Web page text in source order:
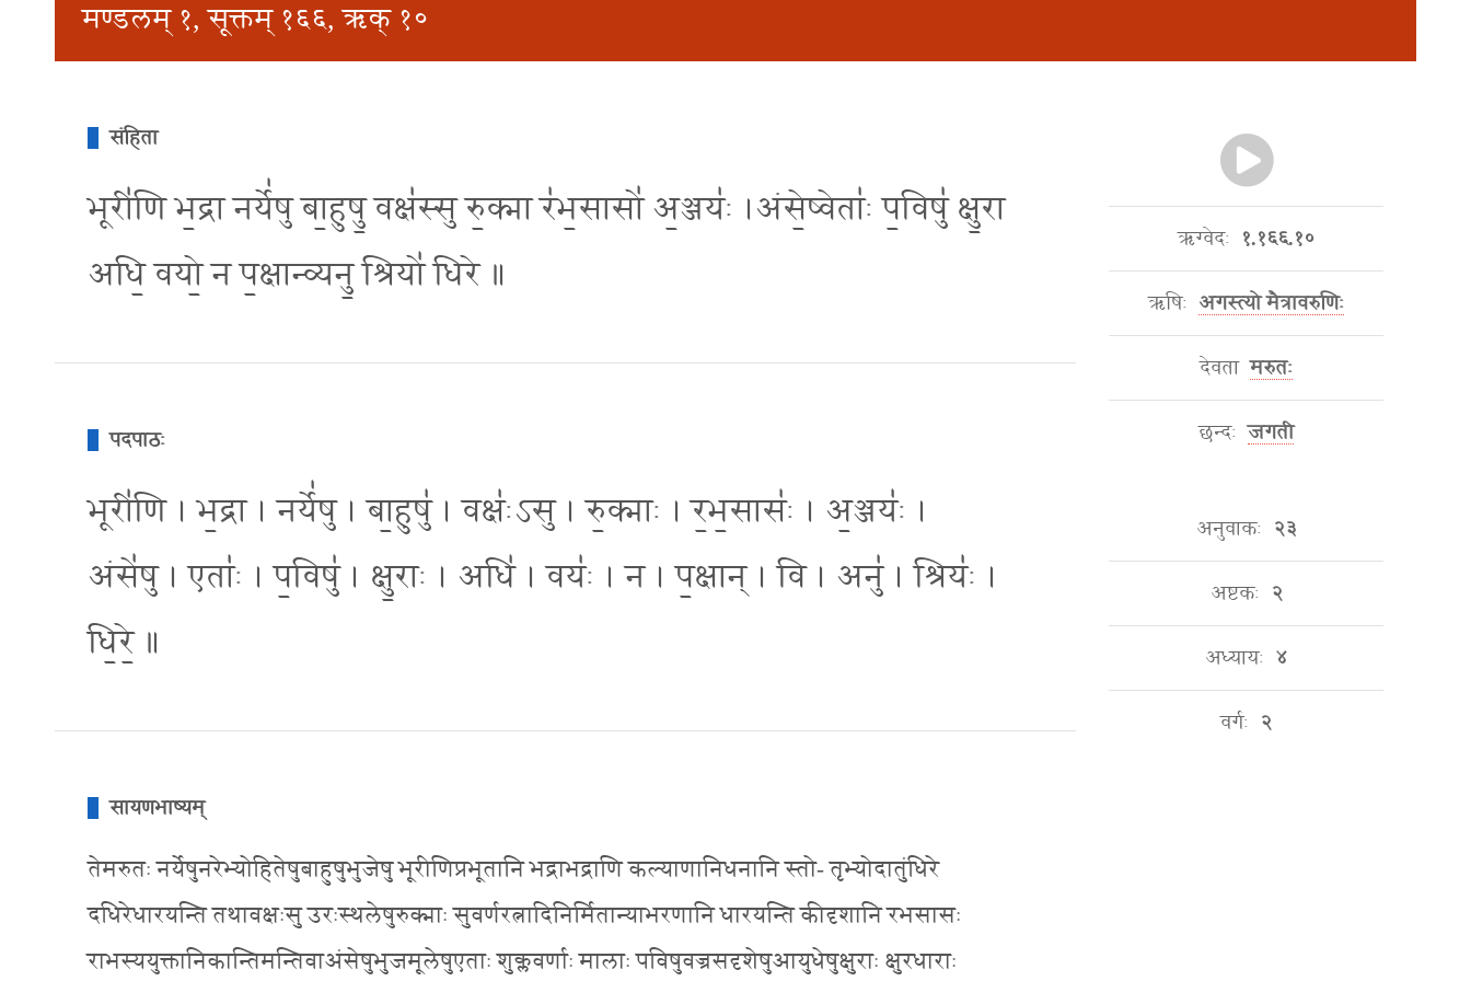
मण्डलम् १, सूक्तम् १६६, ऋक् १०
संहिता
भूरी॑णि भ॒द्रा नर्ये॑षु बा॒हुषु॒ वक्ष॑स्सु रु॒क्मा र॑भ॒सासो॑ अ॒ञ्जयः॑ ।अंसे॒ष्वेता॑ः प॒विषु॑ क्षु॒रा
अधि॒ वयो॒ न प॒क्षान्व्यनु॒ श्रियो॑ धिरे ॥
पदपाठः
भूरी॑णि । भ॒द्रा । नर्ये॑षु । बा॒हुषु॑ । वक्षः॑ऽसु । रु॒क्माः । र॒भ॒सासः॑ । अ॒ञ्जयः॑ ।
अंसे॑षु । एताः॑ । प॒विषु॑ । क्षु॒राः । अधि॑ । वयः॑ । न । प॒क्षान् । वि । अनु॑ । श्रियः॑ ।
धि॒रे॒ ॥
सायणभाष्यम्
तेमरुतः नर्येषुनरेभ्योहितेषुबाहुषुभुजेषु भूरीणिप्रभूतानि भद्राभद्राणि कल्याणानिधनानि स्तो- तृभ्योदातुंधिरे
दधिरेधारयन्ति तथावक्षःसु उरःस्थलेषुरुक्माः सुवर्णरत्नादिनिर्मितान्याभरणानि धारयन्ति कीदृशानि रभसासः
राभस्ययुक्तानिकान्तिमन्तिवाअंसेषुभुजमूलेषुएताः शुक्लवर्णाः मालाः पविषुवज्रसदृशेषुआयुधेषुक्षुराः क्षुरधाराः
ऋग्वेदः १.१६६.१०
ऋषिः अगस्त्यो मैत्रावरुणिः
देवता मरुतः
छन्दः जगती
अनुवाकः २३
अष्टकः २
अध्यायः ४
वर्गः २